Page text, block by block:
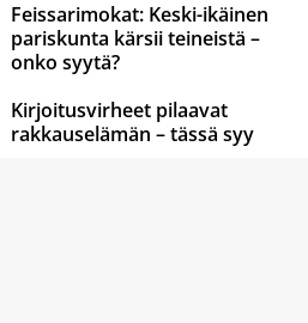
Feissarimokat: Keski-ikäinen
pariskunta kärsii teineistä –
onko syytä?
Kirjoitusvirheet pilaavat
rakkauselämän – tässä syy